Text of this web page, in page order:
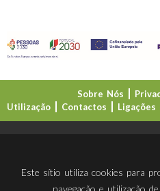
Sobre Nós
Utilização
Contactos Ligações
Este sítio utiliza cookies para
navegação e utilização